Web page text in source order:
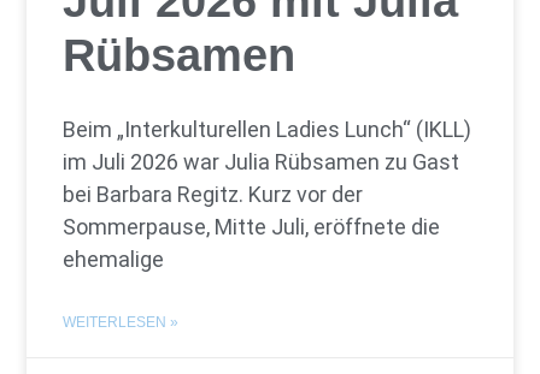
Rübsamen
Beim „Interkulturellen Ladies Lunch“ (IKLL)
im Juli 2026 war Julia Rübsamen zu Gast
bei Barbara Regitz. Kurz vor der
Sommerpause, Mitte Juli, eröffnete die
ehemalige
WEITERLESEN »